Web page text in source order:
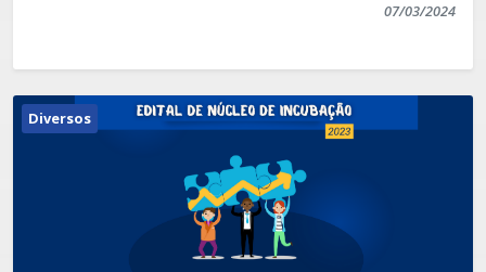
07/03/2024
Diversos